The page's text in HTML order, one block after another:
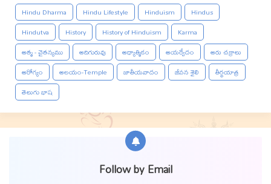
Hindu Dharma Hindu Lifestyle Hinduism
Hindus
Hindutva
History History of Hinduism
Karma
ఆత్మ - చైతన్యము
ఆదిగురువు ఆధ్యాత్మికం ఆయర్వేదం
ఆరు చక్రాలు
ఆరోగ్యం
ఆలయం-Temple జాతీయవాదం జీవన శైలి
తీర్థయాత్ర
తెలుగు భాష
Follow by Email